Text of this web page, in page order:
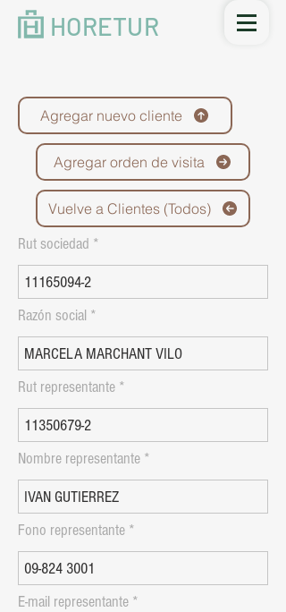
HORETUR
Agregar nuevo cliente
Agregar orden de visita
Vuelve a Clientes (Todos)
Rut sociedad
Razón social
Rut representante
Nombre representante
Fono representante
E-mail representante